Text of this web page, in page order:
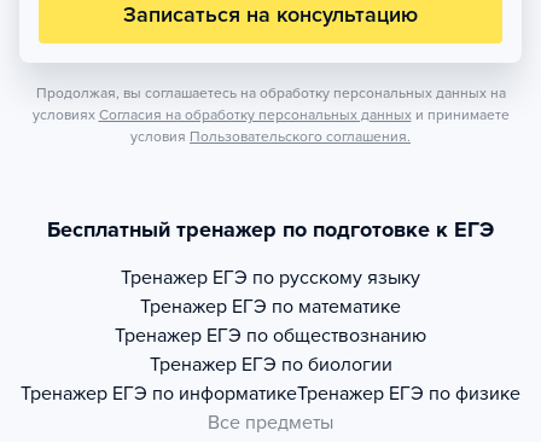
Записаться на консультацию
Продолжая, вы соглашаетесь на обработку персональных данных на
условиях Согласия на обработку персональных данных и принимаете
условия Пользовательского соглашения.
Бесплатный тренажер по подготовке к ЕГЭ
Тренажер ЕГЭ по русскому языку
Тренажер ЕГЭ по математике
Тренажер ЕГЭ по обществознанию
Тренажер ЕГЭ по биологии
Тренажер ЕГЭ по информатикеТренажер ЕГЭ по физике
Все предметы